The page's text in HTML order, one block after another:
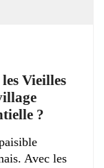
Vieilles
?
Avec les